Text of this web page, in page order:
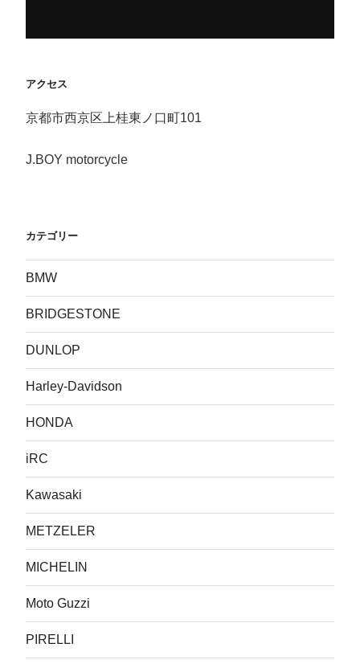
アクセス
京都市西京区上桂東ノ口町101
J.BOY motorcycle
カテゴリー
BMW
BRIDGESTONE
DUNLOP
Harley-Davidson
HONDA
iRC
Kawasaki
METZELER
MICHELIN
Moto Guzzi
PIRELLI